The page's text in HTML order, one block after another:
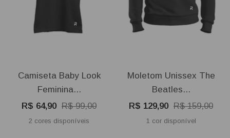
Camiseta Baby Look
Feminina...
Preço
promocional
R$ 64,90 Preço
normal
R$ 99,00
2 cores disponíveis
Moletom Unissex The
Beatles...
Preço
promocional
R$ 129,90 Preço
normal
R$ 159,00
1 cor disponível